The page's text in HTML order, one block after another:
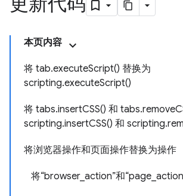
本页内容
将 tab.executeScript() 替换为
scripting.executeScript()
将 tabs.insertCSS() 和
scripting.insertCSS() 和
将浏览器操作和页面操作替换为操作
将“browser_action”和